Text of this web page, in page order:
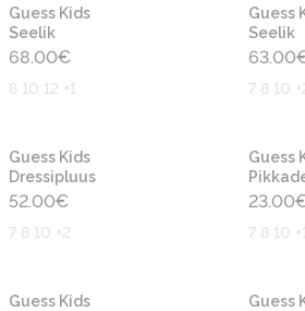
Guess Kids
Seelik
68.00€
8 10 12 +1
Guess
Seelik
63.00
7 8 10
Guess Kids
Dressipluus
52.00€
7 8 10 +2
Guess
23.00
7 8 10 +1
Guess Kids
Guess